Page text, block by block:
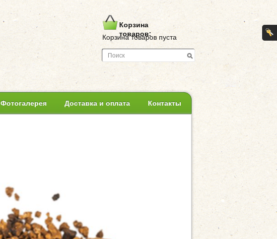
Корзина
товаров:
Корзина товаров пуста
Фотогалерея Доставка и оплата Контакты